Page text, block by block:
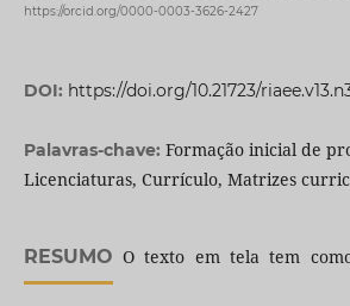
https://orcid.org/0000-0003-3626-2427
DOI: https://doi.org/10.21723/
Palavras-chave: Formação inicial de
Licenciaturas, Currículo, Matrizes
RESUMO O texto em tela tem